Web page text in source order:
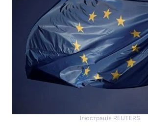
Ілюстрація REUTERS